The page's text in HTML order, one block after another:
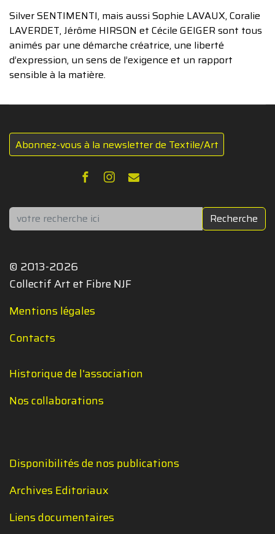
Silver SENTIMENTI, mais aussi Sophie LAVAUX, Coralie
LAVERDET, Jérôme HIRSON et Cécile GEIGER sont tous
animés par une démarche créatrice, une liberté
d’expression, un sens de l’exigence et un rapport
sensible à la matière.
Abonnez-vous à la newsletter de Textile/Art
Rechercher Recherche
© 2013-2026
Collectif Art et Fibre NJF
Mentions légales
Contacts
Historique de l'association
Nos collaborations
Disponibilités de nos publications
Archives Editoriaux
Liens documentaires